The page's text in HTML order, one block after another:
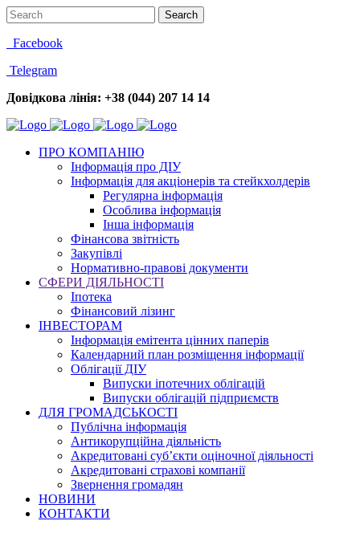
Facebook
Telegram
Довідкова лінія: +38 (044) 207 14 14
ПРО КОМПАНІЮ
Інформація про ДІУ
Інформація для акціонерів та стейкхолдерів
Регулярна інформація
Особлива інформація
Інша інформація
Фінансова звітність
Закупівлі
Нормативно-правові документи
СФЕРИ ДІЯЛЬНОСТІ
Іпотека
Фінансовий лізинг
ІНВЕСТОРАМ
Інформація емітента цінних паперів
Календарний план розміщення інформації
Облігації ДІУ
Випуски іпотечних облігацій
Випуски облігацій підприємств
ДЛЯ ГРОМАДСЬКОСТІ
Публічна інформація
Антикорупційна діяльність
Акредитовані суб’єкти оціночної діяльності
Акредитовані страхові компанії
Звернення громадян
НОВИНИ
КОНТАКТИ